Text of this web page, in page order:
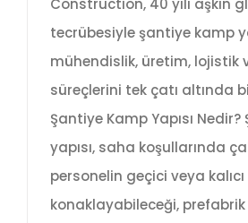
Construction, 40 yılı aşkın
tecrübesiyle şantiye kamp
mühendislik, üretim, lojistik
süreçlerini tek çatı altında
Şantiye Kamp Yapısı
yapısı, saha koşullarında
personelin geçici veya
konaklayabileceği,